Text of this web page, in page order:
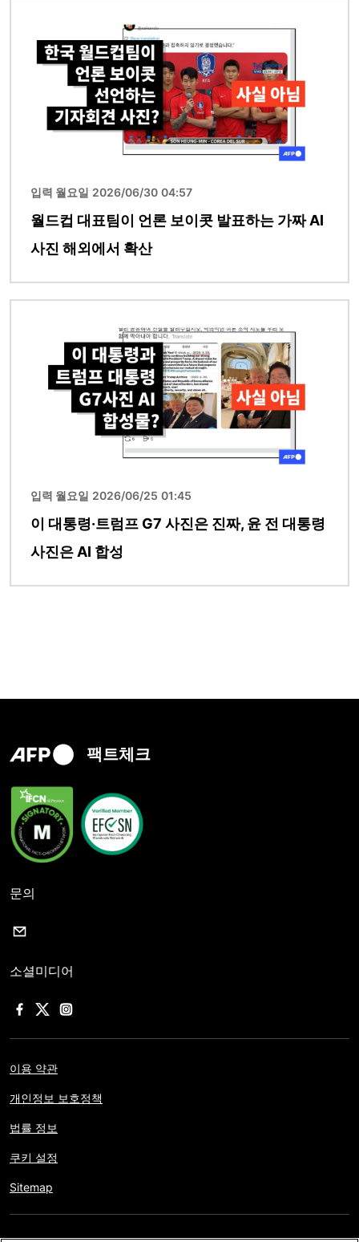
입력 월요일 2026/06/30 04:57
월드컵 대표팀이 언론 보이콧 발표하는 가짜 AI
사진 해외에서 확산
입력 월요일 2026/06/25 01:45
이 대통령·트럼프 G7 사진은 진짜, 윤 전 대통령
사진은 AI 합성
팩트체크
문의
소셜미디어
이용 약관
개인정보 보호정책
법률 정보
쿠키 설정
Sitemap